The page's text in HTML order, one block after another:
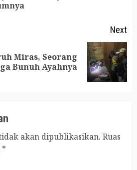
Next
Miras, Seorang
Bunuh Ayahnya
akan dipublikasikan. Ruas
*